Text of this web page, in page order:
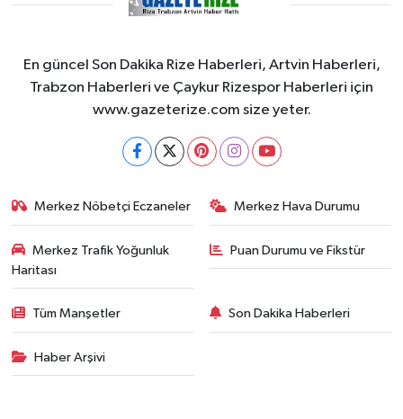
En güncel Son Dakika Rize Haberleri, Artvin Haberleri,
Trabzon Haberleri ve Çaykur Rizespor Haberleri için
www.gazeterize.com size yeter.
Merkez Nöbetçi Eczaneler Merkez Hava Durumu
Merkez Trafik Yoğunluk
Haritası
Puan Durumu ve Fikstür
Tüm Manşetler Son Dakika Haberleri
Haber Arşivi